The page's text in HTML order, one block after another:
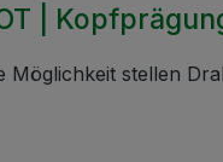
|
stellen